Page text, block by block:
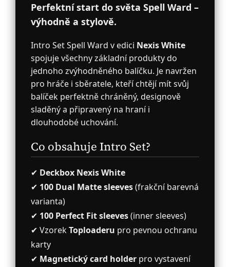
Perfektní start do světa Spell Ward –
výhodně a stylově.
Intro Set Spell Ward v edici Nexis White
spojuje všechny základní produkty do
jednoho zvýhodněného balíčku. Je navržen
pro hráče i sběratele, kteří chtějí mít svůj
balíček perfektně chráněný, designově
sladěný a připravený na hraní i
dlouhodobé uchování.
Co obsahuje Intro Set?
✔ Deckbox Nexis White
✔ 100 Dual Matte sleeves(frakční barevná
varianta)
✔ 100 Perfect Fit sleeves(inner sleeves)
✔ VzorekToploaderu pro pevnou ochranu
karty
✔ Magnetický card holder pro vystavení